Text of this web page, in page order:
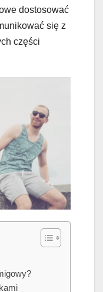
dostosować
się z
części